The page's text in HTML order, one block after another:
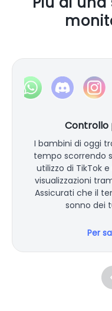
Controllo
I bambini di oggi
tempo scorrendo
utilizzo di TikTok
visualizzazioni
Assicurati che il
sonno dei
Per